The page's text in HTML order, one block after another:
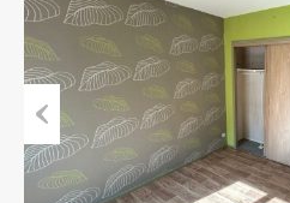
Previous